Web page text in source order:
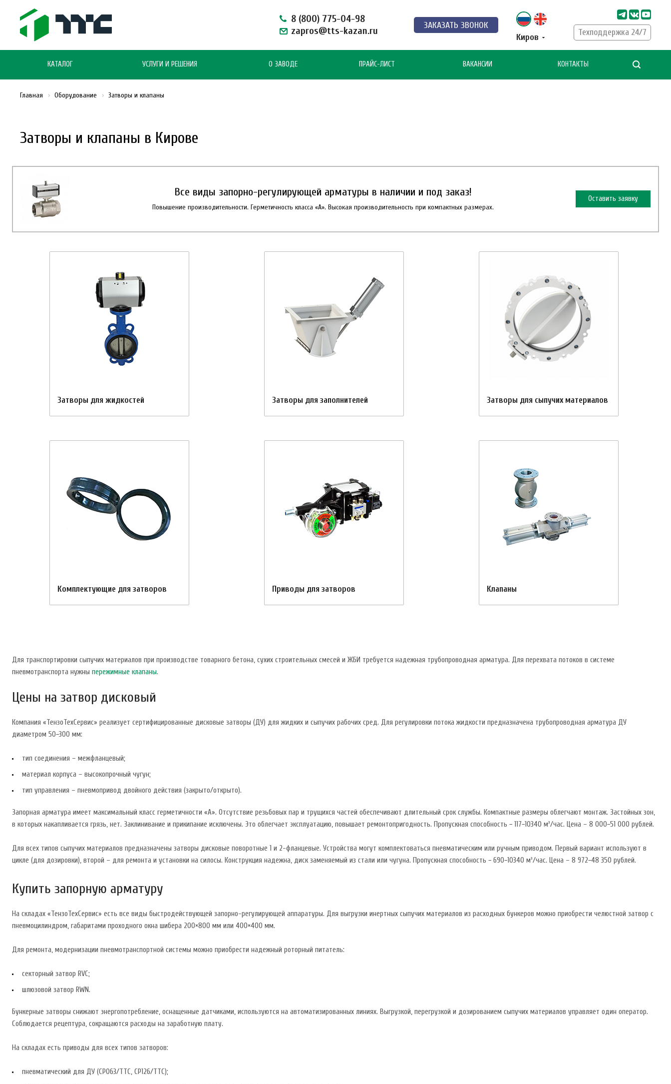
8 (800) 775-04-98
zapros@tts-kazan.ru
ЗАКАЗАТЬ ЗВОНОК
Киров
Техподдержка 24/7
КАТАЛОГ УСЛУГИ И РЕШЕНИЯ О ЗАВОДЕ ПРАЙС-ЛИСТ ВАКАНСИИ КОНТАКТЫ
Затворы и клапаны в Кирове
Главная Оборудование Затворы и клапаны
Все виды запорно-регулирующей арматуры в наличии и под заказ!
Повышение производительности. Герметичность класса «А». Высокая производительность при компактных размерах.
Оставить заявку
Затворы для жидкостей Затворы для заполнителей Затворы для сыпучих материалов
Комплектующие для затворов Приводы для затворов Клапаны
Для транспортировки сыпучих материалов при производстве товарного бетона, сухих строительных смесей и ЖБИ требуется надежная трубопроводная арматура. Для перехвата потоков в системе
пневмотранспорта нужны пережимные клапаны.
Цены на затвор дисковый
Компания «ТензоТехСервис» реализует сертифицированные дисковые затворы (ДУ) для жидких и сыпучих рабочих сред. Для регулировки потока жидкости предназначена трубопроводная арматура ДУ
диаметром 50−300 мм:
тип соединения – межфланцевый;
материал корпуса – высокопрочный чугун;
тип управления – пневмопривод двойного действия (закрыто/открыто).
Запорная арматура имеет максимальный класс герметичности «A». Отсутствие резьбовых пар и трущихся частей обеспечивают длительный срок службы. Компактные размеры облегчают монтаж. Застойных зон,
в которых накапливается грязь, нет. Заклинивание и прикипание исключены. Это облегчает эксплуатацию, повышает ремонтопригодность. Пропускная способность − 117−10340 м³/час. Цена – 8 000−51 000 рублей.
Для всех типов сыпучих материалов предназначены затворы дисковые поворотные 1 и 2-фланцевые. Устройства могут комплектоваться пневматическим или ручным приводом. Первый вариант используют в
цикле (для дозировки), второй – для ремонта и установки на силосы. Конструкция надежна, диск заменяемый из стали или чугуна. Пропускная способность − 690−10340 м³/час. Цена – 8 972−48 350 рублей.
Купить запорную арматуру
На складах «ТензоТехСервис» есть все виды быстродействующей запорно-регулирующей аппаратуры. Для выгрузки инертных сыпучих материалов из расходных бункеров можно приобрести челюстной затвор с
пневмоцилиндром, габаритами проходного окна шибера 200×800 мм или 400×400 мм.
Для ремонта, модернизации пневмотранспортной системы можно приобрести надежный роторный питатель:
секторный затвор RVC;
шлюзовой затвор RWN.
Бункерные затворы снижают энергопотребление, оснащенные датчиками, используются на автоматизированных линиях. Выгрузкой, перегрузкой и дозированием сыпучих материалов управляет один оператор.
Соблюдается рецептура, сокращаются расходы на заработную плату.
На складах есть приводы для всех типов затворов:
пневматический для ДУ (CP063/TTC, CP126/TTC);